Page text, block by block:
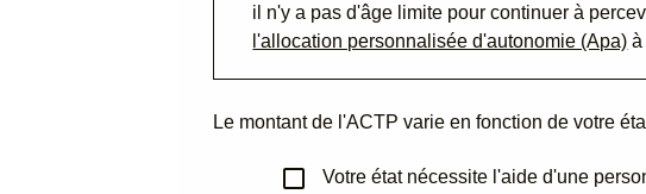
il n'y a pas d'âge limite pour continuer à
l'allocation personnalisée d'autonomie (Apa) à
Le montant de l'ACTP varie en fonction de votre
check_box_outline_blank Votre état nécessite l'aide d'une